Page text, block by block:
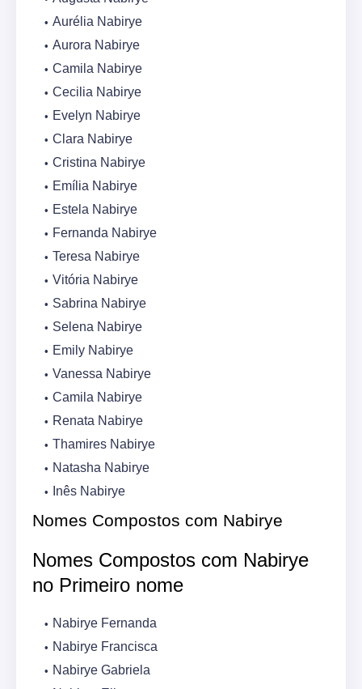
Aurélia Nabirye
Aurora Nabirye
Camila Nabirye
Cecilia Nabirye
Evelyn Nabirye
Clara Nabirye
Cristina Nabirye
Emília Nabirye
Estela Nabirye
Fernanda Nabirye
Teresa Nabirye
Vitória Nabirye
Sabrina Nabirye
Selena Nabirye
Emily Nabirye
Vanessa Nabirye
Camila Nabirye
Renata Nabirye
Thamires Nabirye
Natasha Nabirye
Inês Nabirye
Nomes Compostos com Nabirye
Nomes Compostos com Nabirye
no Primeiro nome
Nabirye Fernanda
Nabirye Francisca
Nabirye Gabriela